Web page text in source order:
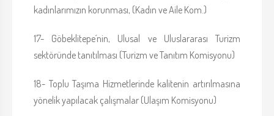
kadınlarımızın korunması, (Kadın ve Aile Kom.)
17- Göbeklitepe´nin, Ulusal ve Uluslararası Turizm
sektöründe tanıtılması (Turizm ve Tanıtım Komisyonu)
18- Toplu Taşıma Hizmetlerinde kalitenin artırılmasına
yönelik yapılacak çalışmalar (Ulaşım Komisyonu)